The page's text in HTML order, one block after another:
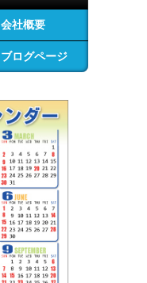
会社概要
ブログページ